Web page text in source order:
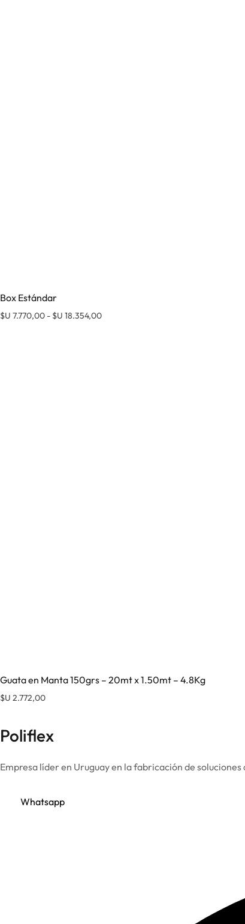
Box Estándar
$U 7.770,00 - $U 18.354,00Rango de precios: desde $U 7.770,00
Guata en Manta 150grs – 20mt x 1.50mt – 4.8Kg
$U 2.772,00
Poliflex
Empresa líder en Uruguay en la fabricación de
Whatsapp